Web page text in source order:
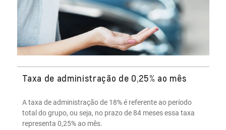
Diversos contemplados por assembleia
O Consórcio Nacional Chevrolet contempla em média 5
cotas por assembleia e é possível ofertar um lance até um
dia antes da data da assembleia.